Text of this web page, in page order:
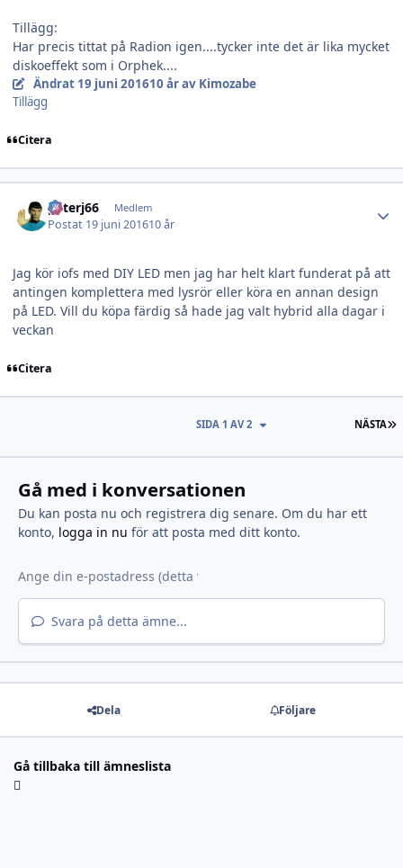
Tillägg:
Har precis tittat på Radion igen....tycker inte det är lika mycket
diskoeffekt som i Orphek....
Ändrat 19 juni 201610 årav Kimozabe
Tillägg
Citera
peterj66 Medlem
Postat 19 juni 201610 år
Jag kör iofs med DIY LED men jag har helt klart funderat på att
antingen komplettera med lysrör eller köra en annan design
på LED. Vill du köpa färdig så hade jag valt hybrid alla dagar i
veckan
Citera
NÄSTA
SIDA 1 AV 2
Gå med i konversationen
Du kan posta nu och registrera dig senare. Om du har ett
konto, logga in nu för att posta med ditt konto.
Svara på detta ämne...
Dela Följare
Gå tillbaka till ämneslista